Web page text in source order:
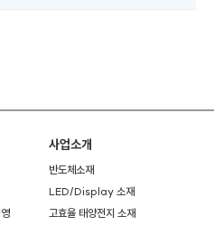
사업소개
반도체소재
LED/Display 소재
고효율 태양전지 소재